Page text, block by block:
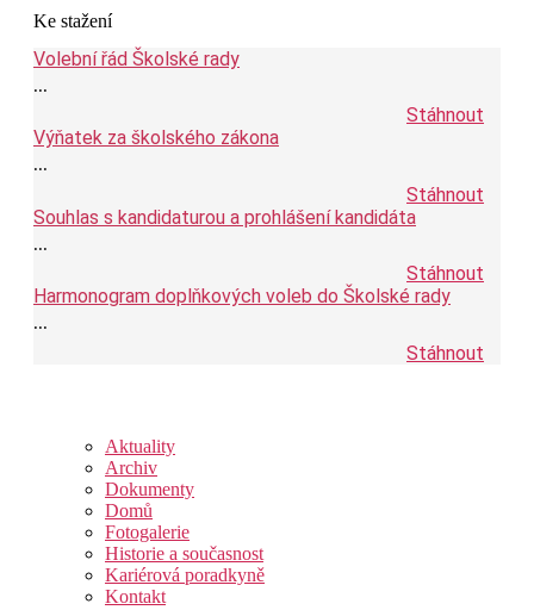
Ke stažení
Volební řád Školské rady
...
Stáhnout
Výňatek za školského zákona
...
Stáhnout
Souhlas s kandidaturou a prohlášení kandidáta
...
Stáhnout
Harmonogram doplňkových voleb do Školské rady
...
Stáhnout
Aktuality
Archiv
Dokumenty
Domů
Fotogalerie
Historie a současnost
Kariérová poradkyně
Kontakt